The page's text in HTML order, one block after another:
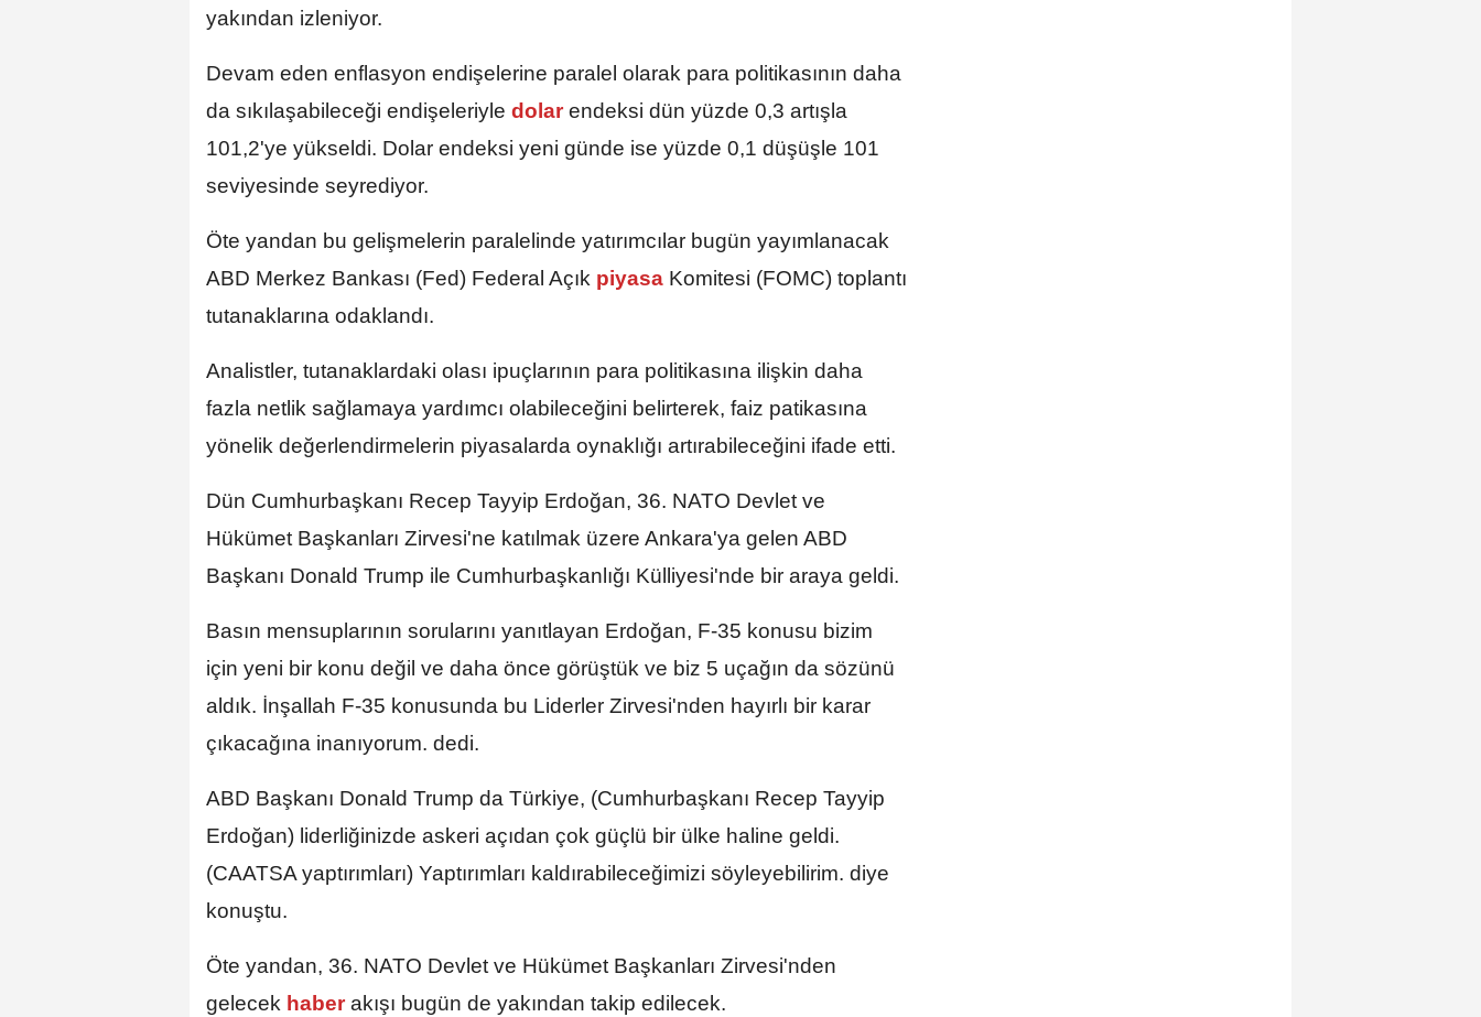
yakından izleniyor.
Devam eden enflasyon endişelerine paralel olarak para politikasının daha
da sıkılaşabileceği endişeleriyle dolarendeksi dün yüzde 0,3 artışla
101,2'ye yükseldi. Dolar endeksi yeni günde ise yüzde 0,1 düşüşle 101
seviyesinde seyrediyor.
Öte yandan bu gelişmelerin paralelinde yatırımcılar bugün yayımlanacak
ABD Merkez Bankası (Fed) Federal Açık piyasa Komitesi (FOMC) toplantı
tutanaklarına odaklandı.
Analistler, tutanaklardaki olası ipuçlarının para politikasına ilişkin daha
fazla netlik sağlamaya yardımcı olabileceğini belirterek, faiz patikasına
yönelik değerlendirmelerin piyasalarda oynaklığı artırabileceğini ifade etti.
Dün Cumhurbaşkanı Recep Tayyip Erdoğan, 36. NATO Devlet ve
Hükümet Başkanları Zirvesi'ne katılmak üzere Ankara'ya gelen ABD
Başkanı Donald Trump ile Cumhurbaşkanlığı Külliyesi'nde bir araya geldi.
Basın mensuplarının sorularını yanıtlayan Erdoğan, F-35 konusu bizim
için yeni bir konu değil ve daha önce görüştük ve biz 5 uçağın da sözünü
aldık. İnşallah F-35 konusunda bu Liderler Zirvesi'nden hayırlı bir karar
çıkacağına inanıyorum. dedi.
ABD Başkanı Donald Trump da Türkiye, (Cumhurbaşkanı Recep Tayyip
Erdoğan) liderliğinizde askeri açıdan çok güçlü bir ülke haline geldi.
(CAATSA yaptırımları) Yaptırımları kaldırabileceğimizi söyleyebilirim. diye
konuştu.
Öte yandan, 36. NATO Devlet ve Hükümet Başkanları Zirvesi'nden
gelecek haberakışı bugün de yakından takip edilecek.